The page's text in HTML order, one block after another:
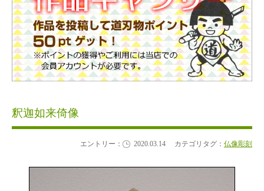
釈迦如来倚像
エントリー： 2020.03.14 カテゴリタグ： 仏像彫刻